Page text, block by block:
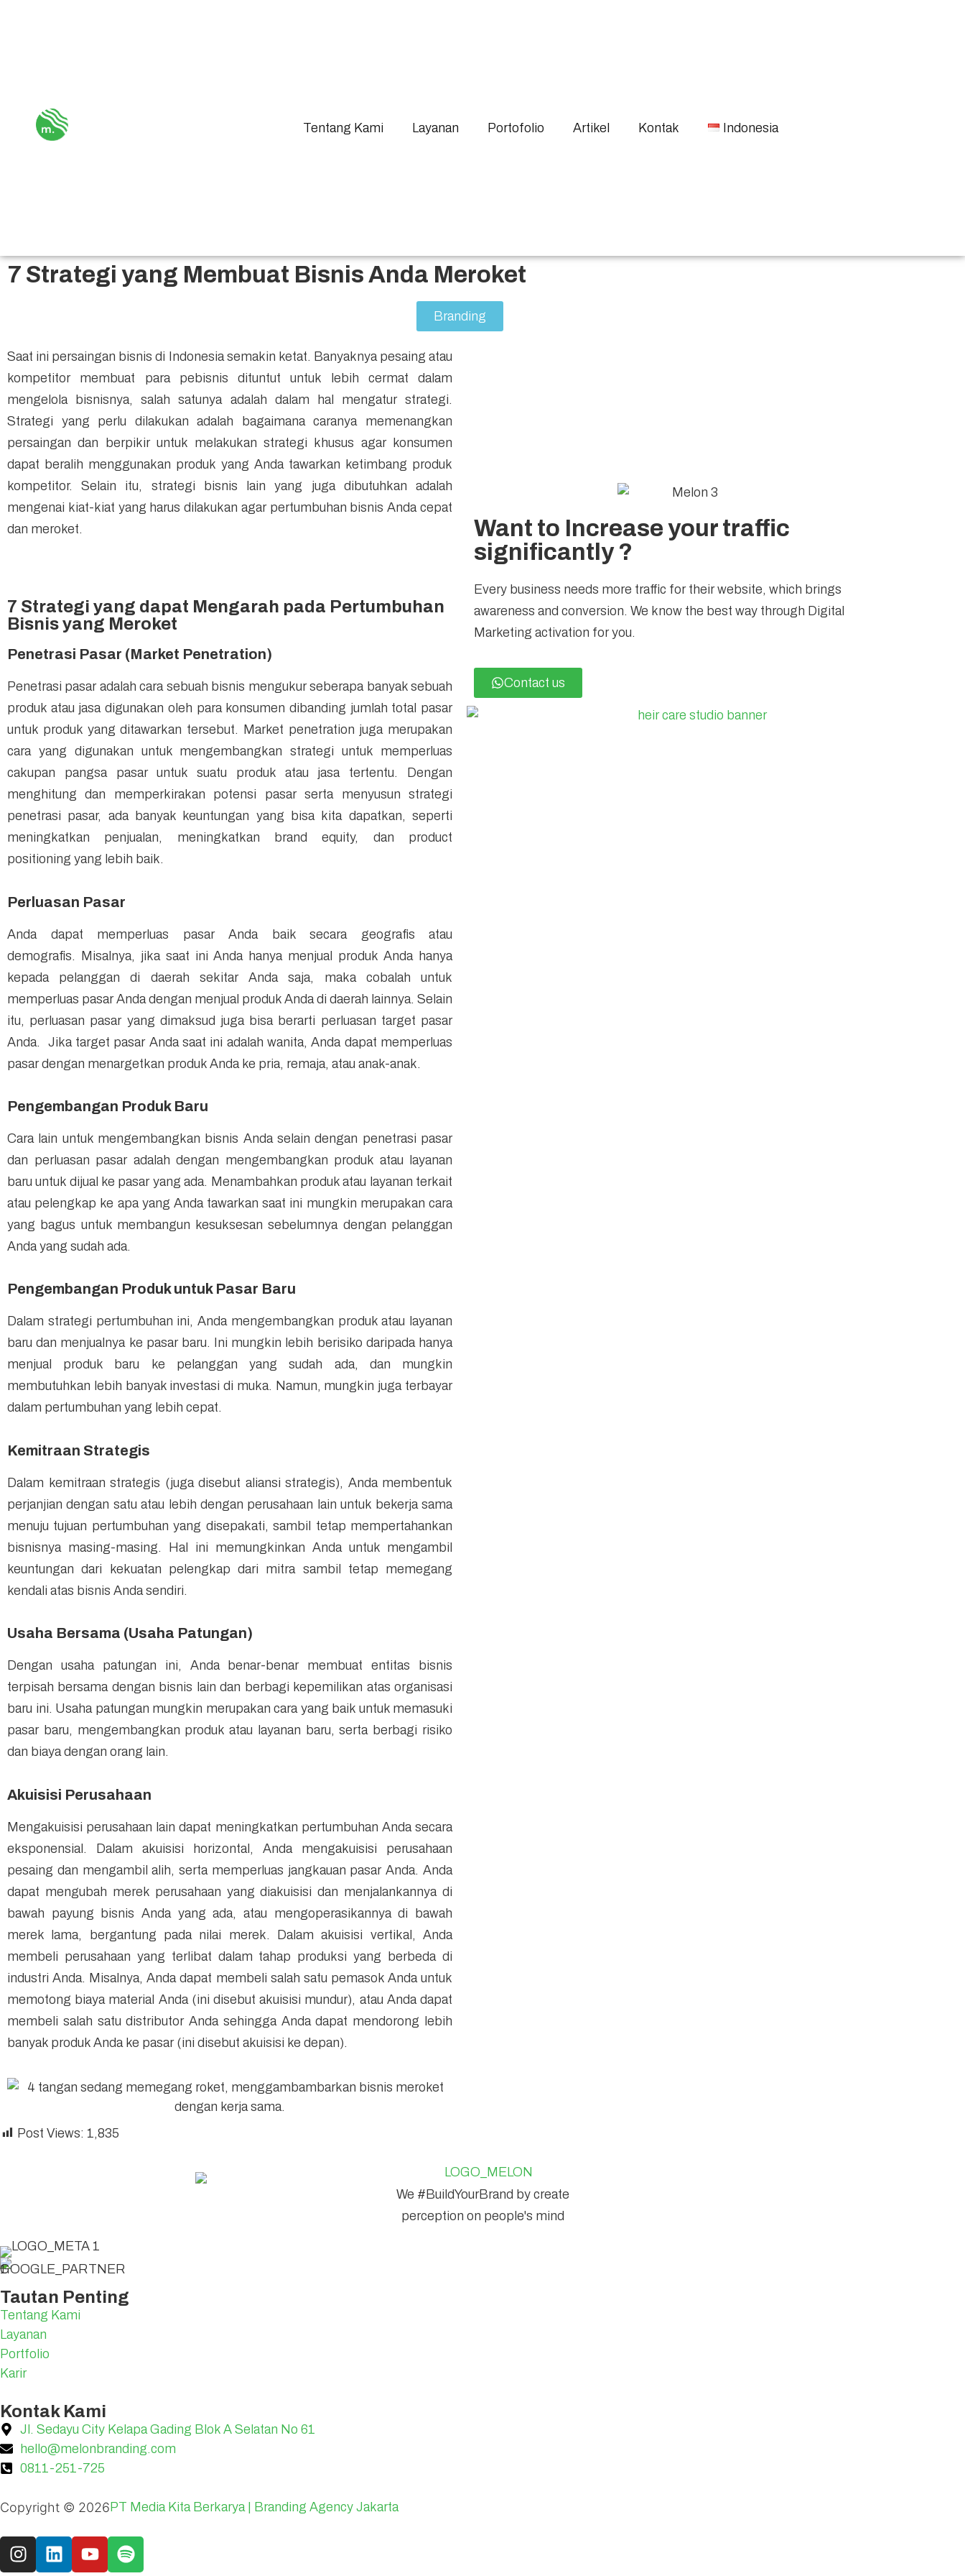
Tentang Kami Layanan Portofolio Artikel Kontak Indonesia
7 Strategi yang Membuat Bisnis Anda Meroket
Branding
Saat ini persaingan bisnis di Indonesia semakin ketat. Banyaknya pesaing atau
kompetitor membuat para pebisnis dituntut untuk lebih cermat dalam
mengelola bisnisnya, salah satunya adalah dalam hal mengatur strategi.
Strategi yang perlu dilakukan adalah bagaimana caranya memenangkan
persaingan dan berpikir untuk melakukan strategi khusus agar konsumen
dapat beralih menggunakan produk yang Anda tawarkan ketimbang produk
kompetitor. Selain itu, strategi bisnis lain yang juga dibutuhkan adalah
mengenai kiat-kiat yang harus dilakukan agar pertumbuhan bisnis Anda cepat
dan meroket.
7 Strategi yang dapat Mengarah pada Pertumbuhan
Bisnis yang Meroket
Penetrasi Pasar (Market Penetration)
Penetrasi pasar adalah cara sebuah bisnis mengukur seberapa banyak sebuah
produk atau jasa digunakan oleh para konsumen dibanding jumlah total pasar
untuk produk yang ditawarkan tersebut. Market penetration juga merupakan
cara yang digunakan untuk mengembangkan strategi untuk memperluas
cakupan pangsa pasar untuk suatu produk atau jasa tertentu. Dengan
menghitung dan memperkirakan potensi pasar serta menyusun strategi
penetrasi pasar, ada banyak keuntungan yang bisa kita dapatkan, seperti
meningkatkan penjualan, meningkatkan brand equity, dan product
positioning yang lebih baik.
Perluasan Pasar
Anda dapat memperluas pasar Anda baik secara geografis atau
demografis. Misalnya, jika saat ini Anda hanya menjual produk Anda hanya
kepada pelanggan di daerah sekitar Anda saja, maka cobalah untuk
memperluas pasar Anda dengan menjual produk Anda di daerah lainnya. Selain
itu, perluasan pasar yang dimaksud juga bisa berarti perluasan target pasar
Anda. Jika target pasar Anda saat ini adalah wanita, Anda dapat memperluas
pasar dengan menargetkan produk Anda ke pria, remaja, atau anak-anak.
Pengembangan Produk Baru
Cara lain untuk mengembangkan bisnis Anda selain dengan penetrasi pasar
dan perluasan pasar adalah dengan mengembangkan produk atau layanan
baru untuk dijual ke pasar yang ada. Menambahkan produk atau layanan terkait
atau pelengkap ke apa yang Anda tawarkan saat ini mungkin merupakan cara
yang bagus untuk membangun kesuksesan sebelumnya dengan pelanggan
Anda yang sudah ada.
Pengembangan Produk untuk Pasar Baru
Dalam strategi pertumbuhan ini, Anda mengembangkan produk atau layanan
baru dan menjualnya ke pasar baru. Ini mungkin lebih berisiko daripada hanya
menjual produk baru ke pelanggan yang sudah ada, dan mungkin
membutuhkan lebih banyak investasi di muka. Namun, mungkin juga terbayar
dalam pertumbuhan yang lebih cepat.
Kemitraan Strategis
Dalam kemitraan strategis (juga disebut aliansi strategis), Anda membentuk
perjanjian dengan satu atau lebih dengan perusahaan lain untuk bekerja sama
menuju tujuan pertumbuhan yang disepakati, sambil tetap mempertahankan
bisnisnya masing-masing. Hal ini memungkinkan Anda untuk mengambil
keuntungan dari kekuatan pelengkap dari mitra sambil tetap memegang
kendali atas bisnis Anda sendiri.
Usaha Bersama (Usaha Patungan)
Dengan usaha patungan ini, Anda benar-benar membuat entitas bisnis
terpisah bersama dengan bisnis lain dan berbagi kepemilikan atas organisasi
baru ini. Usaha patungan mungkin merupakan cara yang baik untuk memasuki
pasar baru, mengembangkan produk atau layanan baru, serta berbagi risiko
dan biaya dengan orang lain.
Akuisisi Perusahaan
Mengakuisisi perusahaan lain dapat meningkatkan pertumbuhan Anda secara
eksponensial. Dalam akuisisi horizontal, Anda mengakuisisi perusahaan
pesaing dan mengambil alih, serta memperluas jangkauan pasar Anda. Anda
dapat mengubah merek perusahaan yang diakuisisi dan menjalankannya di
bawah payung bisnis Anda yang ada, atau mengoperasikannya di bawah
merek lama, bergantung pada nilai merek. Dalam akuisisi vertikal, Anda
membeli perusahaan yang terlibat dalam tahap produksi yang berbeda di
industri Anda. Misalnya, Anda dapat membeli salah satu pemasok Anda untuk
memotong biaya material Anda (ini disebut akuisisi mundur), atau Anda dapat
membeli salah satu distributor Anda sehingga Anda dapat mendorong lebih
banyak produk Anda ke pasar (ini disebut akuisisi ke depan).
Want to Increase your traffic
significantly ?
Every business needs more traffic for their website, which brings
awareness and conversion. We know the best way through Digital
Marketing activation for you.
Contact us
Post Views: 1,835
We #BuildYourBrand by create
perception on people's mind
Tautan Penting
Tentang Kami
Layanan
Portfolio
Karir
Kontak Kami
Jl. Sedayu City Kelapa Gading Blok A Selatan No 61
hello@melonbranding.com
0811-251-725
Copyright © 2026PT Media Kita Berkarya | Branding Agency Jakarta